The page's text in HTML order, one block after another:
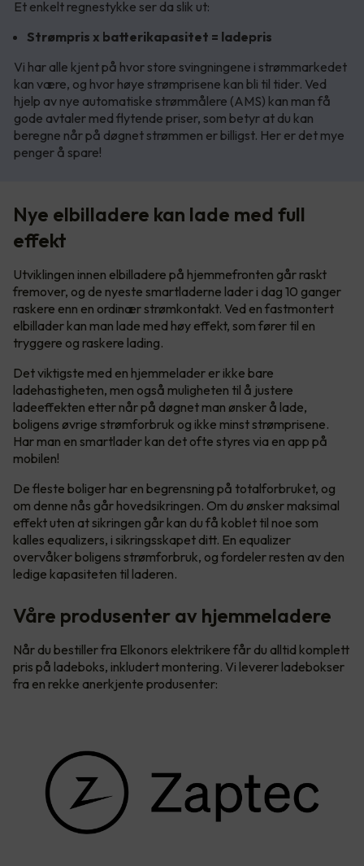
Et enkelt regnestykke ser da slik ut:
Strømpris x batterikapasitet = ladepris
Vi har alle kjent på hvor store svingningene i strømmarkedet
kan være, og hvor høye strømprisene kan bli til tider. Ved
hjelp av nye automatiske strømmålere (AMS) kan man få
gode avtaler med flytende priser, som betyr at du kan
beregne når på døgnet strømmen er billigst. Her er det mye
penger å spare!
Nye elbilladere kan lade med full
effekt
Utviklingen innen elbilladere på hjemmefronten går raskt
fremover, og de nyeste smartladerne lader i dag 10 ganger
raskere enn en ordinær strømkontakt. Ved en fastmontert
elbillader kan man lade med høy effekt, som fører til en
tryggere og raskere lading.
Det viktigste med en hjemmelader er ikke bare
ladehastigheten, men også muligheten til å justere
ladeeffekten etter når på døgnet man ønsker å lade,
boligens øvrige strømforbruk og ikke minst strømprisene.
Har man en smartlader kan det ofte styres via en app på
mobilen!
De fleste boliger har en begrensning på totalforbruket, og
om denne nås går hovedsikringen. Om du ønsker maksimal
effekt uten at sikringen går kan du få koblet til noe som
kalles equalizers, i sikringsskapet ditt. En equalizer
overvåker boligens strømforbruk, og fordeler resten av den
ledige kapasiteten til laderen.
Våre produsenter av hjemmeladere
Når du bestiller fra Elkonors elektrikere får du alltid komplett
pris på ladeboks, inkludert montering. Vi leverer ladebokser
fra en rekke anerkjente produsenter: